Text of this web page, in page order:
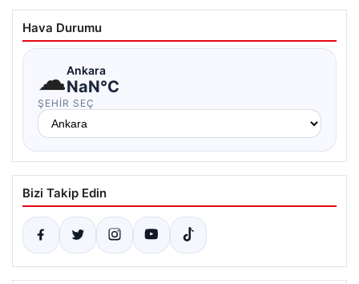
Hava Durumu
☁Ankara
NaN°C
ŞEHIR SEÇ
Bizi Takip Edin